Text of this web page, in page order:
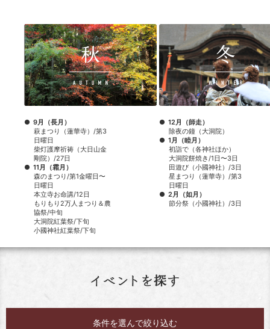
9月（長月）
萩まつり（蓮華寺）/第3
日曜日
柴灯護摩祈祷（大日山金
剛院）/27日
11月（霜月）
森のまつり/第1金曜日〜
日曜日
本立寺お命講/12日
もりもり2万人まつり＆農
協祭/中旬
大洞院紅葉祭/下旬
小國神社紅葉祭/下旬
12月（師走）
除夜の鐘（大洞院）
1月（睦月）
初詣で（各神社ほか）
大洞院餅焼き/1日〜3日
田遊び（小國神社）/3日
星まつり（蓮華寺）/第3
日曜日
2月（如月）
節分祭（小國神社）/3日
条件を選んで絞り込む